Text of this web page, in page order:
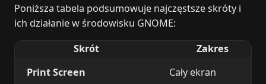
Poniższa tabela podsumowuje najczęstsze skróty i
ich działanie w środowisku GNOME:
Skrót
Zakres
Print Screen
Cały ekran